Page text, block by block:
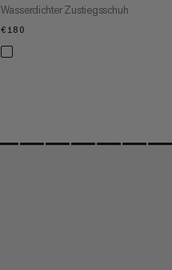
Wasserdichter Zustiegsschuh
€180